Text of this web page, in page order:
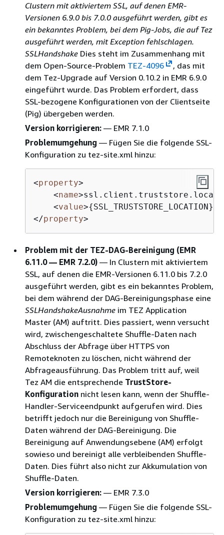
Clustern mit aktiviertem SSL, auf denen EMR-
Versionen 6.9.0 bis 7.0.0 ausgeführt werden, gibt es
ein bekanntes Problem, bei dem Pig-Jobs, die auf Tez
ausgeführt werden, mit Exception fehlschlagen.
SSLHandshake Dies steht im Zusammenhang mit
dem Open-Source-Problem TEZ-4096
, das mit
dem Tez-Upgrade auf Version 0.10.2 in EMR 6.9.0
eingeführt wurde. Das Problem erfordert, dass
SSL-bezogene Konfigurationen von der Clientseite
(Pig) übergeben werden.
Version korrigieren: — EMR 7.1.0
Problemumgehung — Fügen Sie die folgende SSL-
Konfiguration zu tez-site.xml hinzu:
<property>
<name>
<value>{SSL_TRUSTSTORE_LOCATION}
</property>
Problem mit der TEZ-DAG-Bereinigung (EMR
6.11.0 — EMR 7.2.0) — In Clustern mit aktiviertem
SSL, auf denen die EMR-Versionen 6.11.0 bis 7.2.0
ausgeführt werden, gibt es ein bekanntes Problem,
bei dem während der DAG-Bereinigungsphase eine
SSLHandshakeAusnahme im TEZ Application
Master (AM) auftritt. Dies passiert, wenn versucht
wird, zwischengeschaltete Shuffle-Daten nach
Abschluss der Abfrage über HTTPS von
Remoteknoten zu löschen, nicht während der
Abfrageausführung. Das Problem tritt auf, weil
Tez AM die entsprechende TrustStore-
Konfiguration nicht lesen kann, wenn der Shuffle-
Handler-Serviceendpunkt aufgerufen wird. Dies
betrifft jedoch nur die Bereinigung von Shuffle-
Daten während der DAG-Bereinigung. Die
Bereinigung auf Anwendungsebene (AM) erfolgt
sowieso und bereinigt alle verbleibenden Shuffle-
Daten. Dies führt also nicht zur Akkumulation von
Shuffle-Daten.
Version korrigieren: — EMR 7.3.0
Problemumgehung — Fügen Sie die folgende SSL-
Konfiguration zu tez-site.xml hinzu: